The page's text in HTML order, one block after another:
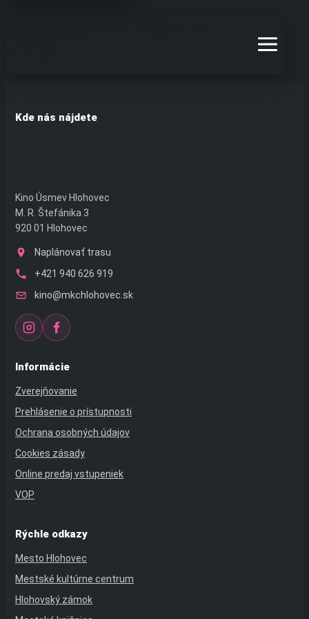
Kde nás nájdete
Kino Úsmev Hlohovec
M. R. Štefánika 3
920 01 Hlohovec
Naplánovať trasu
+421 940 626 919
kino@mkchlohovec.sk
Informácie
Zverejňovanie
Prehlásenie o prístupnosti
Ochrana osobných údajov
Cookies zásady
Online predaj vstupeniek
VOP
Rýchle odkazy
Mesto Hlohovec
Mestské kultúrne centrum
Hlohovský zámok